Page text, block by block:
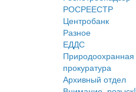
РОСРЕЕСТР
Центробанк
Разное
ЕДДС
Природоохранная
прокуратура
Архивный отдел